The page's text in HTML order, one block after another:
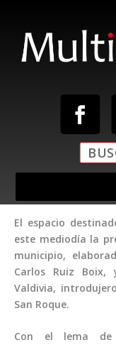
El espacio
este mediodía la
municipio,
Carlos Ruiz
Valdivia,
San Roque.
Con el lema de